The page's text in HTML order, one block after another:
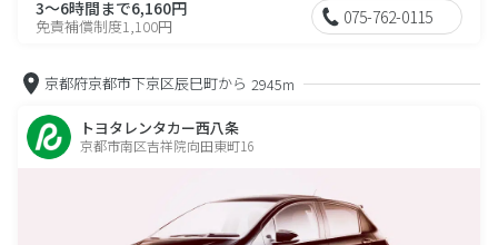
3～6時間まで6,160円
免責補償制度1,100円 075-762-0115
京都府京都市下京区辰巳町から 2945m
トヨタレンタカー西八条
京都市南区吉祥院向田東町16